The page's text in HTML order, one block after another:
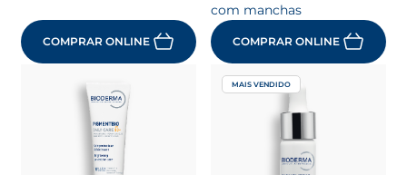
COMPRAR ONLINE
com manchas
COMPRAR ONLINE
MAIS VENDIDO